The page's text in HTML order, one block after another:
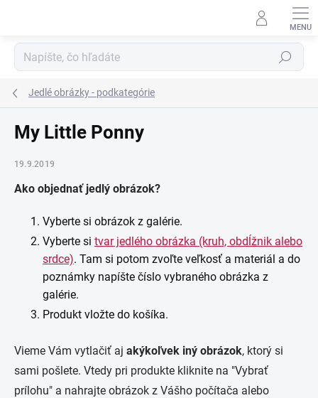
Hľadať
Jedlé obrázky - podkategórie
My Little Ponny
19.9.2019
Ako objednať jedlý obrázok?
Vyberte si obrázok z galérie.
Vyberte si tvar jedlého obrázka (kruh, obdĺžnik alebo
srdce). Tam si potom zvoľte veľkosť a materiál a do
poznámky napíšte číslo vybraného obrázka z
galérie.
Produkt vložte do košíka.
Vieme Vám vytlačiť aj akýkoľvek iný obrázok, ktorý si
sami pošlete. Vtedy pri produkte kliknite na "Vybrať
prílohu" a nahrajte obrázok z Vášho počítača alebo